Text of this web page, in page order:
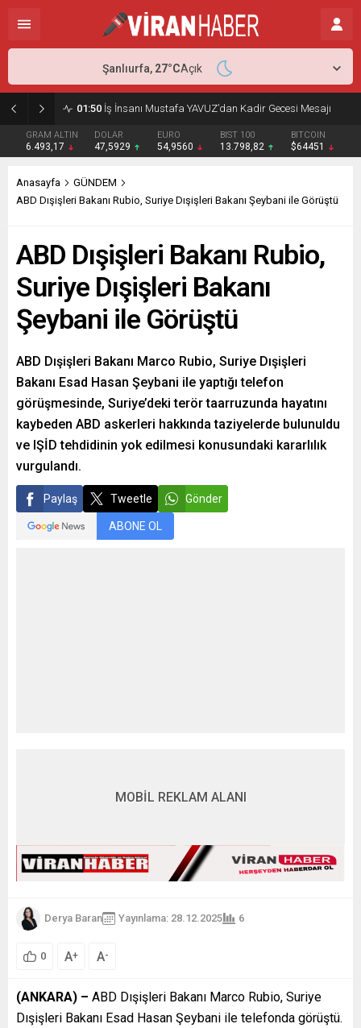
02:15 Murat Bardakçı, “50 Yıllık Dostu” İlber Ortaylı’ya Duygusal Bir Yazıyla Veda Etti
GRAM ALTIN
6.493,17
DOLAR
47,5929
EURO
54,9560
BIST 100
13.798,82
BITCOIN
$64451
Şanlıurfa, 27°CAçık
Anasayfa
GÜNDEM
ABD Dışişleri Bakanı Rubio, Suriye Dışişleri Bakanı Şeybani ile Görüştü
ABD Dışişleri Bakanı Rubio,
Suriye Dışişleri Bakanı
Şeybani ile Görüştü
ABD Dışişleri Bakanı Marco Rubio, Suriye Dışişleri
Bakanı Esad Hasan Şeybani ile yaptığı telefon
görüşmesinde, Suriye’deki terör taarruzunda hayatını
kaybeden ABD askerleri hakkında taziyelerde bulunuldu
ve IŞİD tehdidinin yok edilmesi konusundaki kararlılık
vurgulandı.
Paylaş Tweetle Gönder
ABONE OL
MOBİL REKLAM ALANI
Derya Baran Yayınlama: 28.12.2025 6
0 A+ A-
(ANKARA) – ABD Dışişleri Bakanı Marco Rubio, Suriye
Dışişleri Bakanı Esad Hasan Şeybani ile telefonda görüştü.